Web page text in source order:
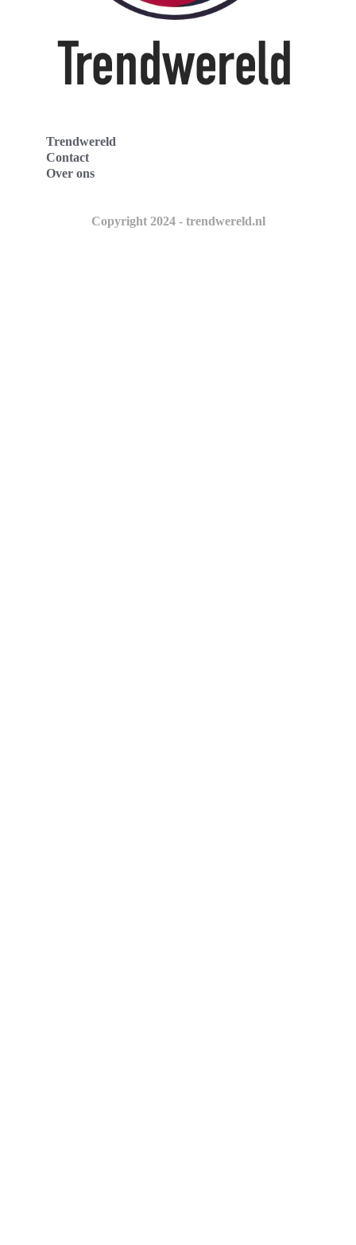
Trendwereld
Contact
Over ons
Copyright 2024 - trendwereld.nl